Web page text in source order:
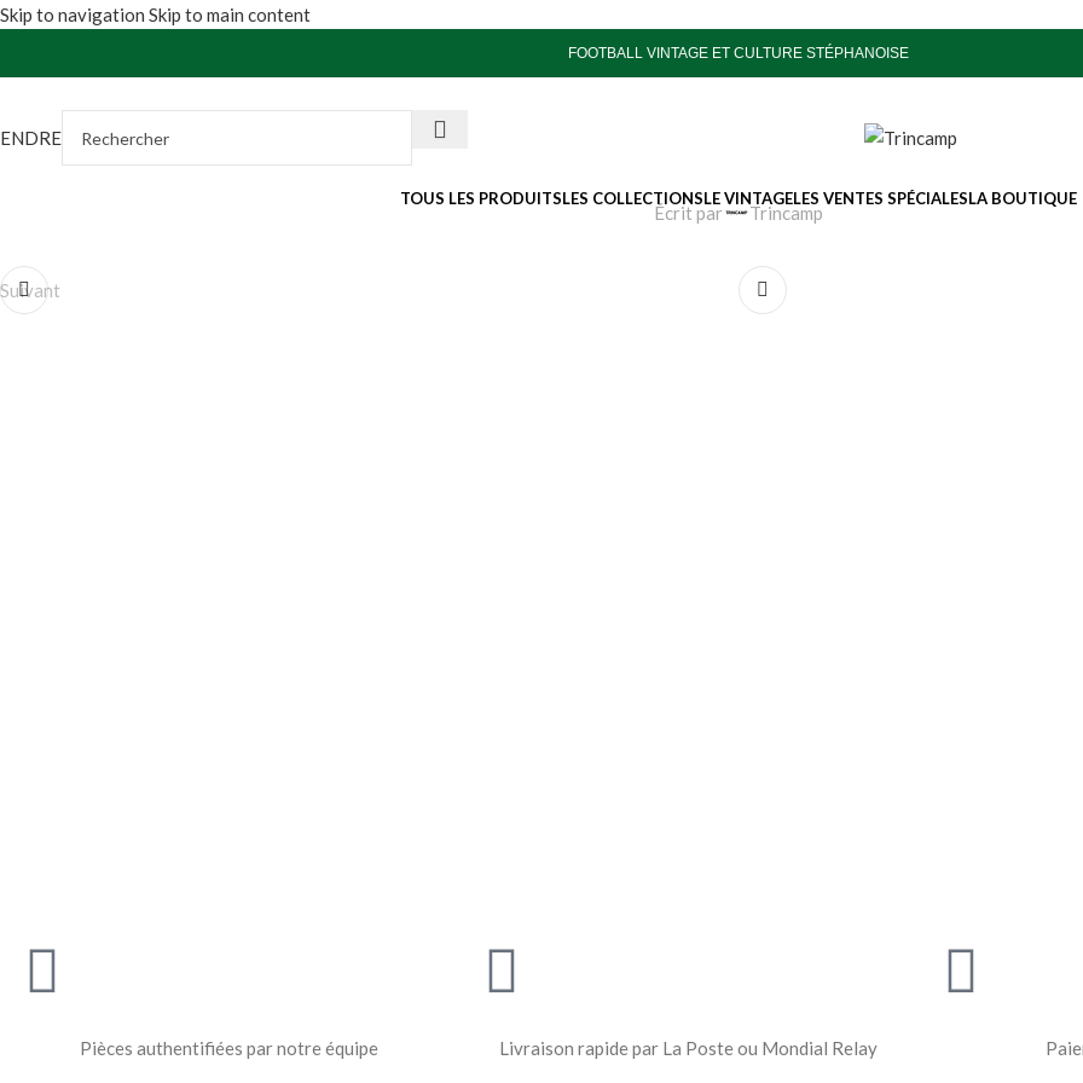
Skip to navigation Skip to main content
FOOTBALL VINTAGE ET CULTURE STÉPHANOISE
TOUS LES PRODUITSLES COLLECTIONSLE VINTAGELES VENTES SPÉCIALESLA BOUTIQUE
Écrit par Trincamp
Suivant
Pièces authentifiées par notre équipe Livraison rapide par La Poste ou Mondial Relay